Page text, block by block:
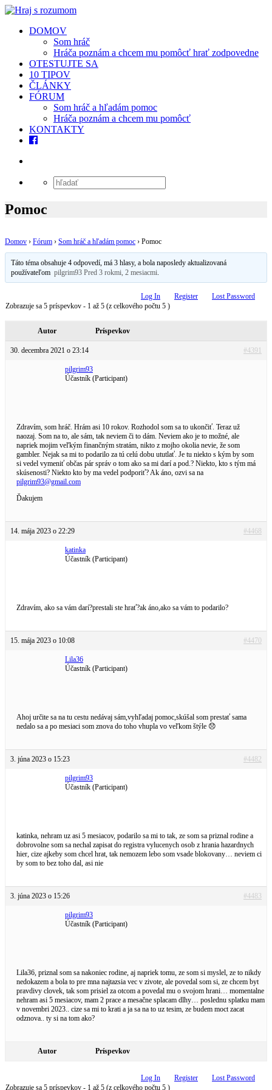
DOMOV
Som hráč
Hráča poznám a chcem mu pomôcť hrať zodpovedne
OTESTUJTE SA
10 TIPOV
ČLÁNKY
FÓRUM
Som hráč a hľadám pomoc
Hráča poznám a chcem mu pomôcť
KONTAKTY
Pomoc
Domov › Fórum › Som hráč a hľadám pomoc › Pomoc
Táto téma obsahuje 4 odpovedí, má 3 hlasy, a bola naposledy aktualizovaná
používateľom pilgrim93 Pred 3 rokmi, 2 mesiacmi.
Log In Register
Lost Password
Zobrazuje sa 5 príspevkov - 1 až 5 (z celkového počtu 5 )
Autor Príspevkov
30. decembra 2021 o 23:14 #4391
pilgrim93
Účastník (Participant)
Zdravím, som hráč. Hrám asi 10 rokov. Rozhodol som sa to ukončiť. Teraz už
naozaj. Som na to, ale sám, tak neviem či to dám. Neviem ako je to možné, ale
napriek mojim veľkým finančným stratám, nikto z mojho okolia nevie, že som
gambler. Nejak sa mi to podarilo za tú celú dobu ututlať. Je tu niekto s kým by som
si vedel vymeniť občas pár správ o tom ako sa mi darí a pod.? Niekto, kto s tým má
skúsenosti? Niekto kto by ma vedel podporiť? Ak áno, ozvi sa na
pilgrim93@gmail.com
Ďakujem
14. mája 2023 o 22:29 #4468
katinka
Účastník (Participant)
Zdravím, ako sa vám darí?prestali ste hrať?ak áno,ako sa vám to podarilo?
15. mája 2023 o 10:08 #4470
Lila36
Účastník (Participant)
Ahoj určite sa na tu cestu nedávaj sám,vyhľadaj pomoc,skúšal som prestať sama
nedalo sa a po mesiaci som znova do toho vhupla vo veľkom štýle 😞
3. júna 2023 o 15:23 #4482
pilgrim93
Účastník (Participant)
katinka, nehram uz asi 5 mesiacov, podarilo sa mi to tak, ze som sa priznal rodine a
dobrovolne som sa nechal zapisat do registra vylucenych osob z hrania hazardnych
hier, cize ajkeby som chcel hrat, tak nemozem lebo som vsade blokovany… neviem ci
by som to bez toho dal, asi nie
3. júna 2023 o 15:26 #4483
pilgrim93
Účastník (Participant)
Lila36, priznal som sa nakoniec rodine, aj napriek tomu, ze som si myslel, ze to nikdy
nedokazem a bola to pre mna najtazsia vec v zivote, ale povedal som si, ze chcem byt
pravdivy clovek, tak som prisiel za otcom a povedal mu o svojom hrani… momentalne
nehram asi 5 mesiacov, mam 2 prace a mesačne splacam dlhy… poslednu splatku mam
v novembri 2023.. cize sa mi to krati a ja sa na to uz tesim, ze budem moct zacat
odznova.. ty si na tom ako?
Autor Príspevkov
Log In Register
Lost Password
Zobrazuje sa 5 príspevkov - 1 až 5 (z celkového počtu 5 )